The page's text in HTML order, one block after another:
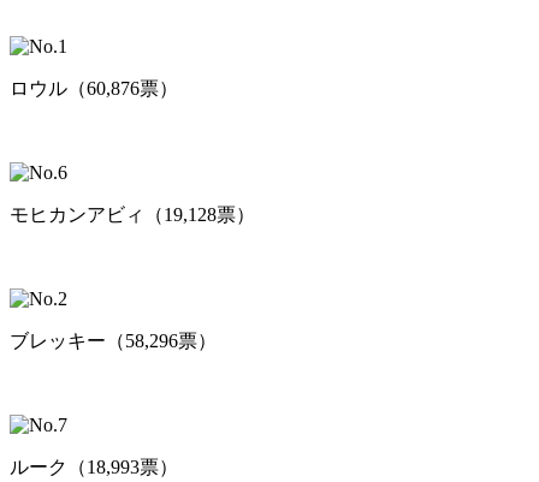
ロウル（60,876票）
モヒカンアビィ（19,128票）
ブレッキー（58,296票）
ルーク（18,993票）